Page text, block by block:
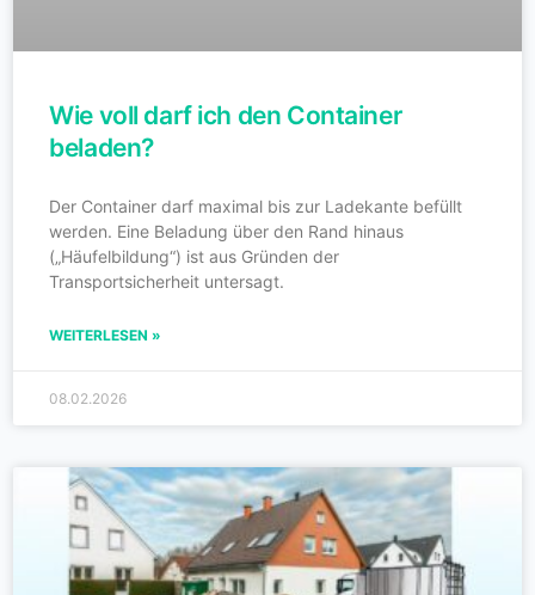
Wie voll darf ich den Container
beladen?
Der Container darf maximal bis zur Ladekante befüllt
werden. Eine Beladung über den Rand hinaus
(„Häufelbildung“) ist aus Gründen der
Transportsicherheit untersagt.
WEITERLESEN »
08.02.2026